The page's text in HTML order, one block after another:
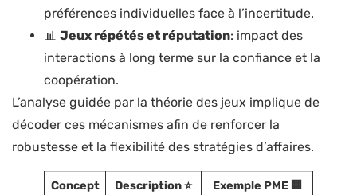
préférences individuelles face à l’incertitude.
📊 Jeux répétés et réputation: impact des
interactions à long terme sur la confiance et la
coopération.
L’analyse guidée par la théorie des jeux implique de
décoder ces mécanismes afin de renforcer la
robustesse et la flexibilité des stratégies d’affaires.
Concept
Description ⭐ Exemple PME 🏢